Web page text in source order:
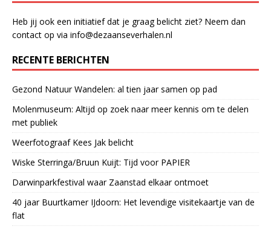
Heb jij ook een initiatief dat je graag belicht ziet? Neem dan
contact op via info@dezaanseverhalen.nl
RECENTE BERICHTEN
Gezond Natuur Wandelen: al tien jaar samen op pad
Molenmuseum: Altijd op zoek naar meer kennis om te delen
met publiek
Weerfotograaf Kees Jak belicht
Wiske Sterringa/Bruun Kuijt: Tijd voor PAPIER
Darwinparkfestival waar Zaanstad elkaar ontmoet
40 jaar Buurtkamer IJdoorn: Het levendige visitekaartje van de
flat